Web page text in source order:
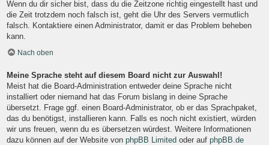
Wenn du dir sicher bist, dass du die Zeitzone richtig eingestellt hast und
die Zeit trotzdem noch falsch ist, geht die Uhr des Servers vermutlich
falsch. Kontaktiere einen Administrator, damit er das Problem beheben
kann.
Nach oben
Meine Sprache steht auf diesem Board nicht zur Auswahl!
Meist hat die Board-Administration entweder deine Sprache nicht
installiert oder niemand hat das Forum bislang in deine Sprache
übersetzt. Frage ggf. einen Board-Administrator, ob er das Sprachpaket,
das du benötigst, installieren kann. Falls es noch nicht existiert, würden
wir uns freuen, wenn du es übersetzen würdest. Weitere Informationen
dazu können auf der Website von phpBB Limited oder auf phpBB.de